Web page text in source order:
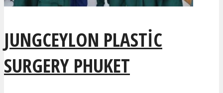
JUNGCEYLON PLASTIC
SURGERY PHUKET